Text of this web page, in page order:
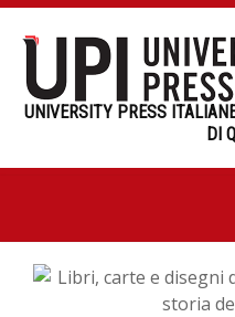
UNIVERSITY PRESS
DI